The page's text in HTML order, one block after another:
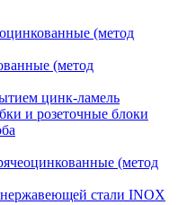
(метод
(метод
цинк-ламель
и розеточные блоки
(метод
стали INOX